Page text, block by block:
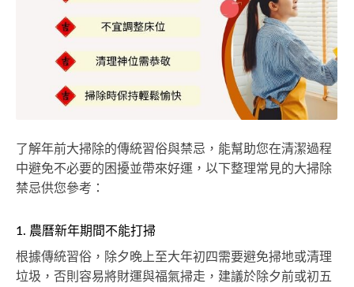
了解年前大掃除的傳統習俗與禁忌，能幫助您在清潔過程
中避免不必要的困擾並帶來好運，以下整理常見的大掃除
禁忌供您參考：
1. 農曆新年期間不能打掃
根據傳統習俗，除夕晚上至大年初四需要避免掃地或清理
垃圾，否則容易將財運與福氣掃走，建議於除夕前或初五